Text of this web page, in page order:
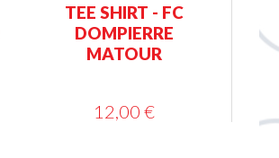
TEE SHIRT - FC
DOMPIERRE
MATOUR
12,00 €